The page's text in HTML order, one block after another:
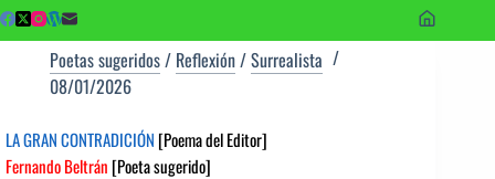
Poetas sugeridos/ Reflexión/Surrealista
08/01/2026
LA GRAN CONTRADICIÓN [Poema del Editor]
Fernando Beltrán [Poeta sugerido]